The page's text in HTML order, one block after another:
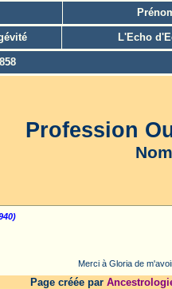
L'Echo
Profession
Merci à Gloria de
Page créée par